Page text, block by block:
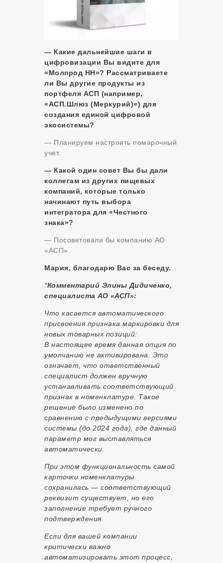
— Какие дальнейшие шаги в
цифровизации Вы видите для
«Молпрод НН»? Рассматриваете
ли Вы другие продукты из
портфеля АСП (например,
«АСП.Шлюз (Меркурий)») для
создания единой цифровой
экосистемы?
— Планируем настроить помарочный
учет.
— Какой один совет Вы бы дали
коллегам из других пищевых
компаний, которые только
начинают путь выбора
интегратора для «Честного
знака»?
— Посоветовали бы компанию АО
«АСП».
Мария, благодарю Вас за беседу.
*Комментарий Элины Дидиченко,
специалиста АО «АСП»:
Что касается автоматического
присвоения признака маркировки для
новых товарных позиций:
В настоящее время данная опция по
умолчанию не активирована. Это
означает, что ответственный
специалист должен вручную
устанавливать соответствующий
признак в номенклатуре. Такое
решение было изменено по
сравнению с предыдущими версиями
системы (до 2024 года), где данный
параметр мог выставляться
автоматически.
При этом функциональность самой
карточки номенклатуры
сохранилась — соответствующий
реквизит существует, но его
заполнение требует ручного
подтверждения.
Если для вашей компании
критически важно
автоматизировать этот процесс,